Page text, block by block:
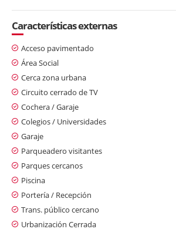
Características externas
Acceso pavimentado
Área Social
Cerca zona urbana
Circuito cerrado de TV
Cochera / Garaje
Colegios / Universidades
Garaje
Parqueadero visitantes
Parques cercanos
Piscina
Portería / Recepción
Trans. público cercano
Urbanización Cerrada